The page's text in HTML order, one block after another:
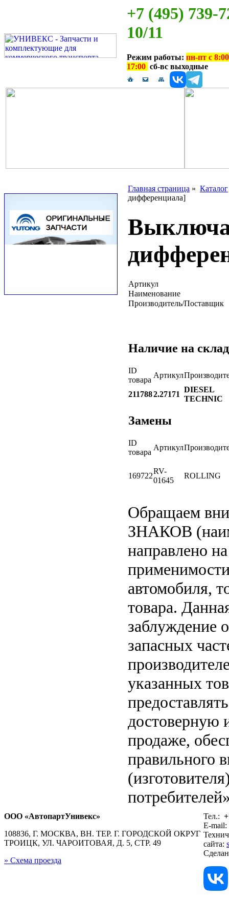
+7 (495) 739-
10/11
Режим работы: пн-пт с
17:00 сб-вс выходные
Главная страница » Каталог
дифференциала]
Артикул
Наименование
Производитель/Поставщик
Наличие на
ID
товара
Артикул
2117882.27171
DIESEL
TECHNIC
Замены
ID
товара
Артикул
169722
RV-
01645
ROLLING
Обращаем
ЗНАКОВ
направлено
автомобиля,
товара.
заблуждение
запасных
указанных
достоверную
продаже,
правильного
ООО «АвтопартУнивекс»
108836, Г. МОСКВА, ВН. ТЕР. Г. ГОРОДСКОЙ ОКРУГ
ТРОИЦК, УЛ. ЧАРОИТОВАЯ, Д. 5, СТР. 49
» Схема проезда
Тел.:
E-mail:
сайта: